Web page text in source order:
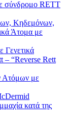
σύνδρομο RETT
Κηδεμόνων,
Άτομα με
Γενετικά
– “Reverse Rett
Ατόμων με
κατά της